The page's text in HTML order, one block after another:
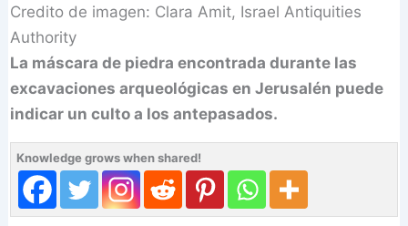
Credito de imagen: Clara Amit, Israel Antiquities
Authority
La máscara de piedra encontrada durante las
excavaciones arqueológicas en Jerusalén puede
indicar un culto a los antepasados.
Knowledge grows when shared!